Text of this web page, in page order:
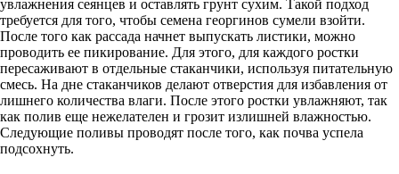
увлажнения сеянцев и оставлять грунт сухим. Такой подход
требуется для того, чтобы семена георгинов сумели взойти.
После того как рассада начнет выпускать листики, можно
проводить ее пикирование. Для этого, для каждого ростки
пересаживают в отдельные стаканчики, используя питательную
смесь. На дне стаканчиков делают отверстия для избавления от
лишнего количества влаги. После этого ростки увлажняют, так
как полив еще нежелателен и грозит излишней влажностью.
Следующие поливы проводят после того, как почва успела
подсохнуть.